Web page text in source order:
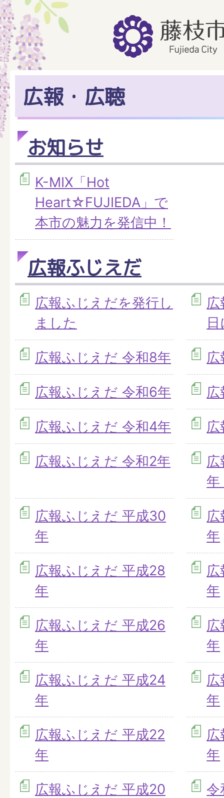
広報・広聴
お知らせ
K-MIX「Hot
Heart☆FUJIEDA」で
本市の魅力を発信中！
広報ふじえだ
広報ふじえだを発行し
ました
広報ふじえだ 令和8年
広報ふじえだ 令和6年
広報ふじえだ 令和4年
広報ふじえだ 令和2年
年
広報ふじえだ 平成30
年
年
広報ふじえだ 平成28
年
年
広報ふじえだ 平成26
年
年
広報ふじえだ 平成24
年
年
広報ふじえだ 平成22
年
年
広報ふじえだ 平成20
令